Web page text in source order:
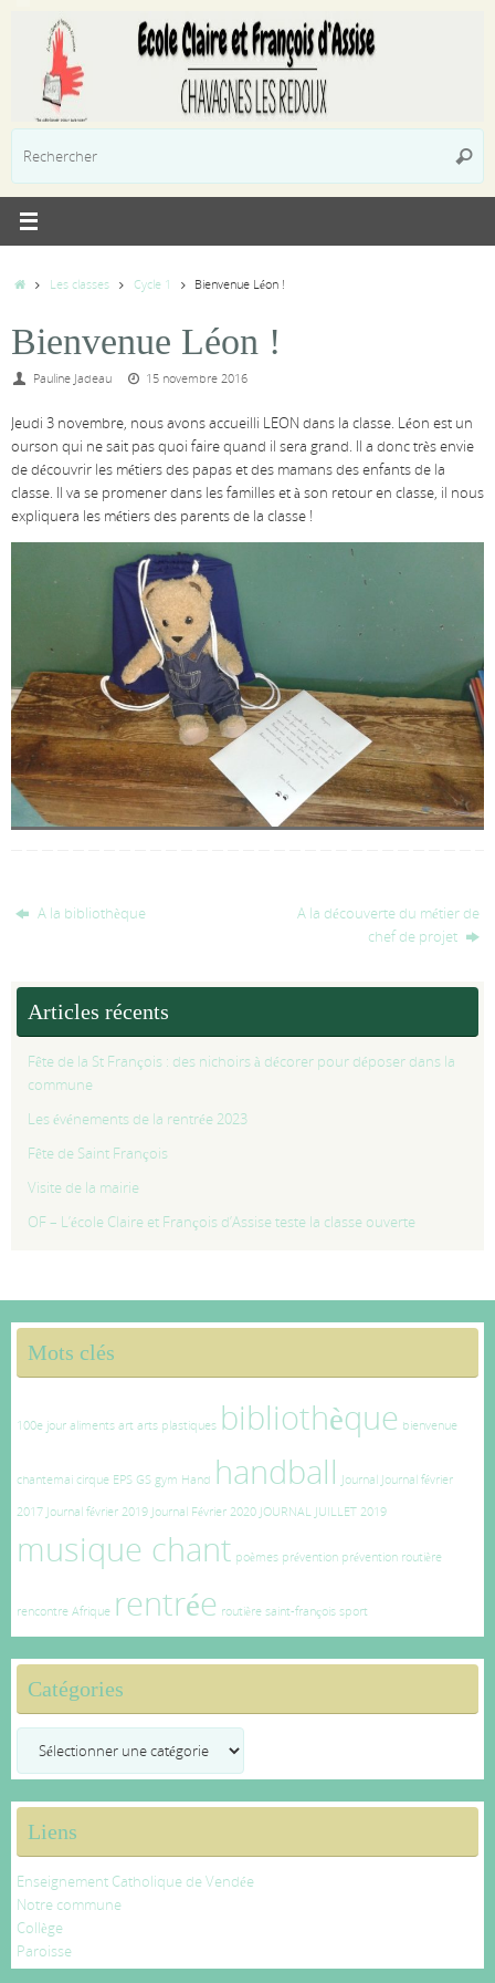
contenu
:
AccueilLes classes Cycle 1 Bienvenue Léon !
Bienvenue Léon !
Pauline Jadeau 15 novembre 2016
Jeudi 3 novembre, nous avons accueilli LEON dans la classe. Léon est un
ourson qui ne sait pas quoi faire quand il sera grand. Il a donc très envie
de découvrir les métiers des papas et des mamans des enfants de la
classe. Il va se promener dans les familles et à son retour en classe, il nous
expliquera les métiers des parents de la classe !
A la bibliothèque
A la découverte du métier de
chef de projet
Articles récents
Fête de la St François : des nichoirs à décorer pour déposer dans la
commune
Les événements de la rentrée 2023
Fête de Saint François
Visite de la mairie
OF – L’école Claire et François d’Assise teste la classe ouverte
Mots clés
100e jour aliments art arts plastiques bibliothèque bienvenue
chantemai cirque EPS GS gym Hand handball Journal Journal février
2017 Journal février 2019 Journal Février 2020 JOURNAL JUILLET 2019
musique chant poèmes prévention prévention routière
rencontre Afrique rentrée routière saint-françois sport
Catégories
Liens
Enseignement Catholique de Vendée
Notre commune
Collège
Paroisse